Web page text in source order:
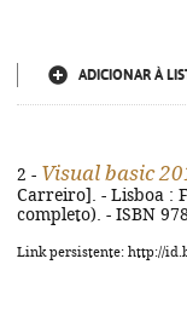
ADICIONAR À
2 - Visual basic
Carreiro]. - Lisboa :
completo). - ISBN
Link persistente: http://